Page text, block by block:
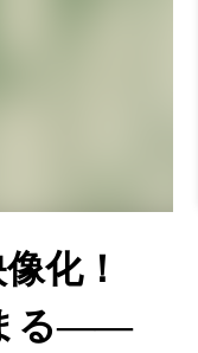
像化！
る――